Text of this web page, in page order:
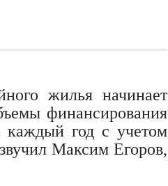
жилья начинает
финансирования
каждый год с учетом
Максим Егоров,